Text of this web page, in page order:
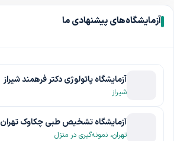
آزمایشگاه‌های پیشنهادی ما
آزمایشگاه پاتولوژی دکتر فرهمند شیراز
شیراز
آزمایشگاه تشخیص طبی چکاوک تهران
تهران، نمونه‌گیری در منزل